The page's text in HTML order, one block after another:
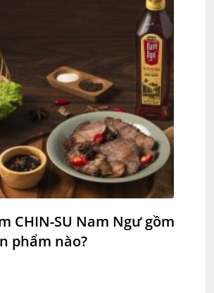
CHIN-SU Nam Ngư gồm
phẩm nào?